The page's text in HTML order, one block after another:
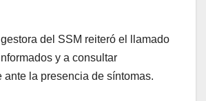
del SSM reiteró el llamado
y a consultar
ante la presencia de síntomas.